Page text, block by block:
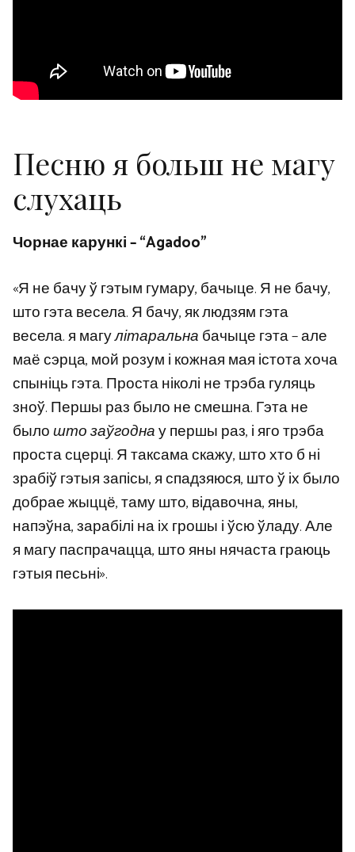
Песню я больш не магу
слухаць
Чорнае карункі – “Agadoo”
«Я не бачу ў гэтым гумару, бачыце. Я не бачу,
што гэта весела. Я бачу, як людзям гэта
весела. я магулітаральнабачыце гэта – але
маё сэрца, мой розум і кожная мая істота хоча
спыніць гэта. Проста ніколі не трэба гуляць
зноў. Першы раз было не смешна. Гэта не
былошто заўгоднау першы раз, і яго трэба
проста сцерці. Я таксама скажу, што хто б ні
зрабіў гэтыя запісы, я спадзяюся, што ў іх было
добрае жыццё, таму што, відавочна, яны,
напэўна, зарабілі на іх грошы і ўсю ўладу. Але
я магу паспрачацца, што яны нячаста граюць
гэтыя песьні».